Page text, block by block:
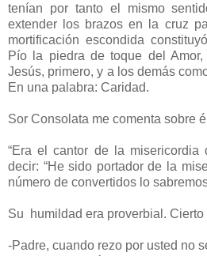
tenían por tanto el mismo
extender los brazos en la cruz
mortificación escondida
Pío la piedra de toque del
Jesús, primero, y a los demás
En una palabra: Caridad.
Sor Consolata me comenta sobre
“Era el cantor de la
decir: “He sido portador de la
número de convertidos lo
Su humildad era proverbial.
-Padre, cuando rezo por usted no